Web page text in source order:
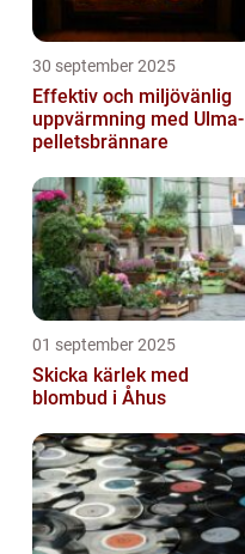
30 september 2025
Effektiv och miljövänlig
uppvärmning med Ulma-
pelletsbrännare
01 september 2025
Skicka kärlek med
blombud i Åhus